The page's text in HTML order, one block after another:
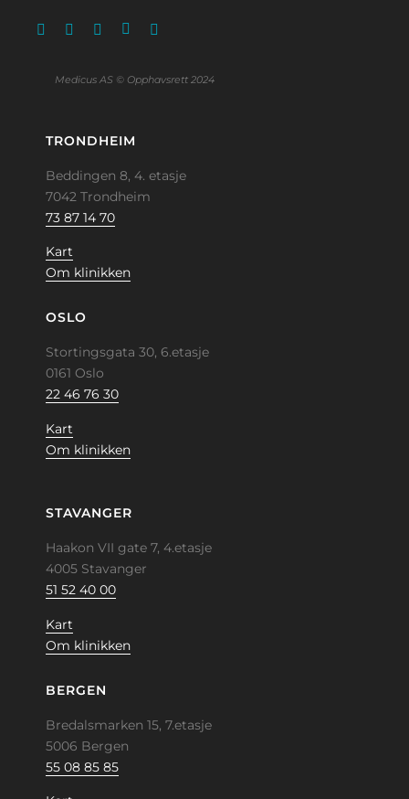
Medicus AS © Opphavsrett 2024
TRONDHEIM
Beddingen 8, 4. etasje
7042 Trondheim
73 87 14 70
Kart
Om klinikken
OSLO
Stortingsgata 30, 6.etasje
0161 Oslo
22 46 76 30
Kart
Om klinikken
STAVANGER
Haakon VII gate 7, 4.etasje
4005 Stavanger
51 52 40 00
Kart
Om klinikken
BERGEN
Bredalsmarken 15, 7.etasje
5006 Bergen
55 08 85 85